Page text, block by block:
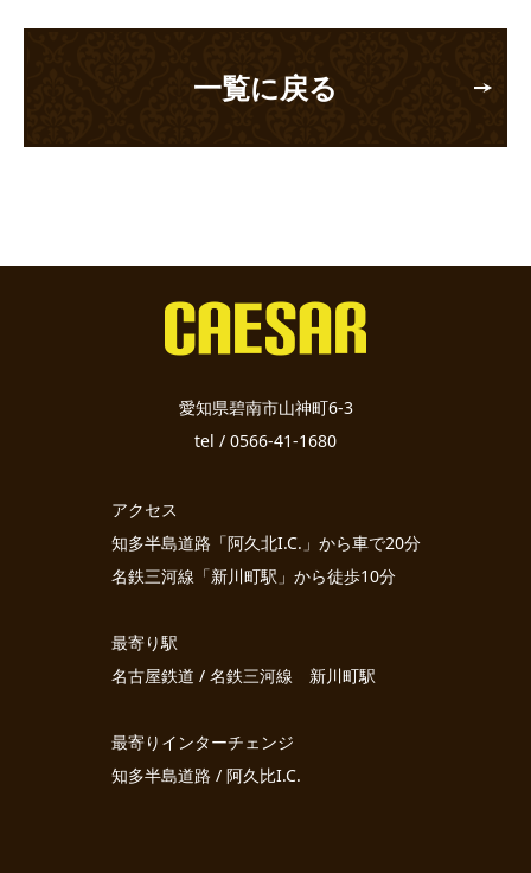
一覧に戻る
愛知県碧南市山神町6-3
tel / 0566-41-1680
アクセス
知多半島道路「阿久北I.C.」から車で20分
名鉄三河線「新川町駅」から徒歩10分
最寄り駅
名古屋鉄道 / 名鉄三河線 新川町駅
最寄りインターチェンジ
知多半島道路 / 阿久比I.C.